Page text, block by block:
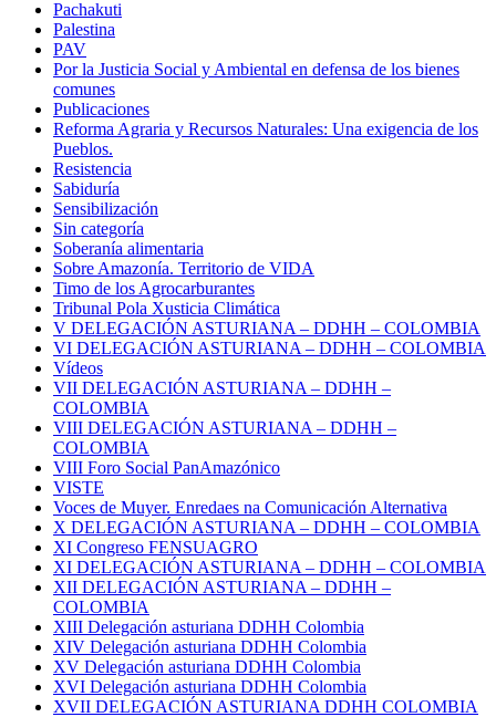
Pachakuti
Palestina
PAV
Por la Justicia Social y Ambiental en defensa de los bienes
comunes
Publicaciones
Reforma Agraria y Recursos Naturales: Una exigencia de los
Pueblos.
Resistencia
Sabiduría
Sensibilización
Sin categoría
Soberanía alimentaria
Sobre Amazonía. Territorio de VIDA
Timo de los Agrocarburantes
Tribunal Pola Xusticia Climática
V DELEGACIÓN ASTURIANA – DDHH – COLOMBIA
VI DELEGACIÓN ASTURIANA – DDHH – COLOMBIA
Vídeos
VII DELEGACIÓN ASTURIANA – DDHH –
COLOMBIA
VIII DELEGACIÓN ASTURIANA – DDHH –
COLOMBIA
VIII Foro Social PanAmazónico
VISTE
Voces de Muyer. Enredaes na Comunicación Alternativa
X DELEGACIÓN ASTURIANA – DDHH – COLOMBIA
XI Congreso FENSUAGRO
XI DELEGACIÓN ASTURIANA – DDHH – COLOMBIA
XII DELEGACIÓN ASTURIANA – DDHH –
COLOMBIA
XIII Delegación asturiana DDHH Colombia
XIV Delegación asturiana DDHH Colombia
XV Delegación asturiana DDHH Colombia
XVI Delegación asturiana DDHH Colombia
XVII DELEGACIÓN ASTURIANA DDHH COLOMBIA